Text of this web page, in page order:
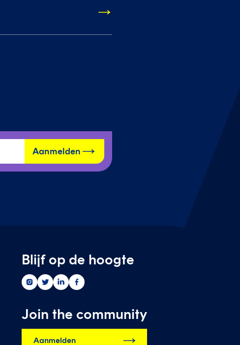
Aanmelden
Blijf op de hoogte
Greenwise
op
instagram
Greenwise
op
twitter
Greenwise
op
Greenwise
op
Join the community
Aanmelden